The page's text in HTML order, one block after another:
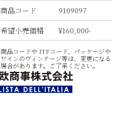
商品コード
9109097
希望小売価格
¥160,000-
商品コードや ITFコード、パッケージや
ワインのヴィンテージ等は、変更になる
場合があります。ご了承ください。